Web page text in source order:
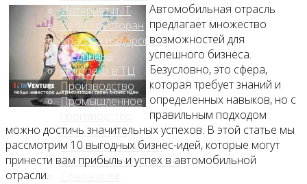
Интернет и IT
Кафе / ресторан
Красота и здоровье
Медицина
Островки в ТЦ
Производство
Промышленное
Развлечения
Сельское хозяйство
Строительство, ремонт
Автомобильная отрасль
предлагает множество
возможностей для
успешного бизнеса.
Безусловно, это сфера,
которая требует знаний и
определенных навыков, но с
правильным подходом
можно достичь значительных успехов. В этой статье мы
рассмотрим 10 выгодных бизнес-идей, которые могут
принести вам прибыль и успех в автомобильной
отрасли.